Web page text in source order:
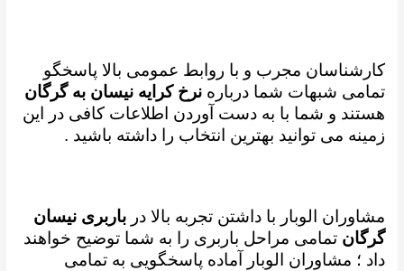
کارشناسان مجرب و با روابط عمومی بالا پاسخگو
تمامی شبهات شما دربارهنرخ کرایه نیسان به گرگان
هستند و شما با به دست آوردن اطلاعات کافی در این
زمینه می توانید بهترین انتخاب را داشته باشید .
مشاوران الوبار با داشتن تجربه بالا درباربری نیسان
گرگان تمامی مراحل باربری را به شما توضیح خواهند
داد ؛ مشاوران الوبار آماده پاسخگویی به تمامی